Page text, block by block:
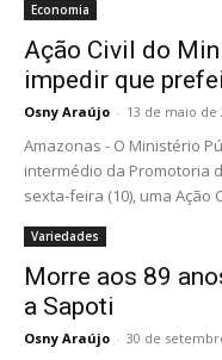
Economia
Ação Civil do
impedir que
Osny Araújo - 13 de maio de
Amazonas - O Ministério
intermédio da Promotoria
sexta-feira (10), uma Ação
Variedades
Morre aos 89
a Sapoti
Osny Araújo - 30 de